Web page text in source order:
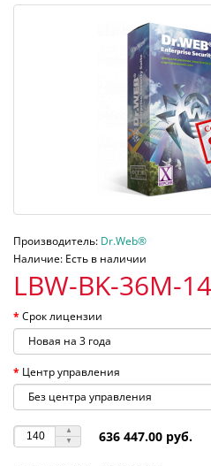
Производитель: Dr.Web®
Наличие: Есть в наличии
LBW-BK-36M-
Срок лицензии
Центр управления
636 447.00 руб.